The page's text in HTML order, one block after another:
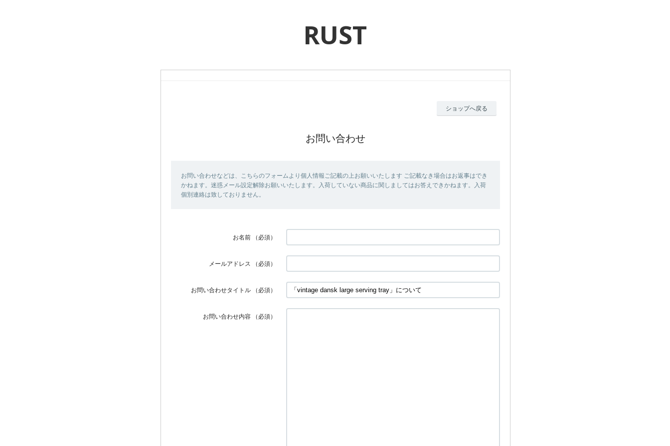
RUST
ショップへ戻る
お問い合わせ
お問い合わせなどは、こちらのフォームより個人情報ご記載の上お願いいたします ご記載なき場合はお返事はでき
かねます。迷惑メール設定解除お願いいたします。入荷していない商品に関しましてはお答えできかねます。入荷
個別連絡は致しておりません。
お名前 （必須）
メールアドレス （必須）
お問い合わせタイトル （必須）
お問い合わせ内容 （必須）